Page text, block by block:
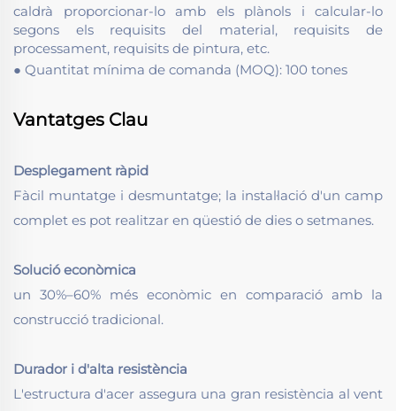
caldrà proporcionar-lo amb els plànols i calcular-lo
segons els requisits del material, requisits de
processament, requisits de pintura, etc.
● Quantitat mínima de comanda (MOQ): 100 tones
Vantatges Clau
Desplegament ràpid
Fàcil muntatge i desmuntatge; la instal·lació d'un camp
complet es pot realitzar en qüestió de dies o setmanes.
Solució econòmica
un 30%–60% més econòmic en comparació amb la
construcció tradicional.
Durador i d'alta resistència
L'estructura d'acer assegura una gran resistència al vent